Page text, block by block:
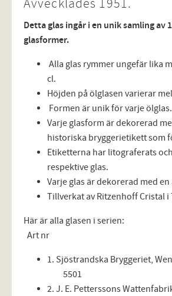
Avvecklades 1951.
Detta glas ingår i en unik samling av
glasformer.
Alla glas rymmer ungefär lika
cl.
Höjden på ölglasen varierar
Formen är unik för varje ölglas.
Varje glasform är dekorerad
historiska bryggerietikett som
Etiketterna har litograferats
respektive glas.
Varje glas är dekorerad med
Tillverkat av Ritzenhoff Cristal i
Här är alla glasen
Art nr
1. Sjöstrandska
5501
2. J. E. Petterssons